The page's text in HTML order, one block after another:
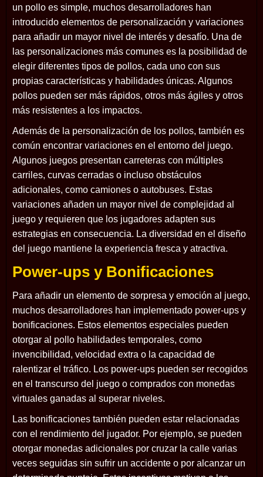
un pollo es simple, muchos desarrolladores han
introducido elementos de personalización y variaciones
para añadir un mayor nivel de interés y desafío. Una de
las personalizaciones más comunes es la posibilidad de
elegir diferentes tipos de pollos, cada uno con sus
propias características y habilidades únicas. Algunos
pollos pueden ser más rápidos, otros más ágiles y otros
más resistentes a los impactos.
Además de la personalización de los pollos, también es
común encontrar variaciones en el entorno del juego.
Algunos juegos presentan carreteras con múltiples
carriles, curvas cerradas o incluso obstáculos
adicionales, como camiones o autobuses. Estas
variaciones añaden un mayor nivel de complejidad al
juego y requieren que los jugadores adapten sus
estrategias en consecuencia. La diversidad en el diseño
del juego mantiene la experiencia fresca y atractiva.
Power-ups y Bonificaciones
Para añadir un elemento de sorpresa y emoción al juego,
muchos desarrolladores han implementado power-ups y
bonificaciones. Estos elementos especiales pueden
otorgar al pollo habilidades temporales, como
invencibilidad, velocidad extra o la capacidad de
ralentizar el tráfico. Los power-ups pueden ser recogidos
en el transcurso del juego o comprados con monedas
virtuales ganadas al superar niveles.
Las bonificaciones también pueden estar relacionadas
con el rendimiento del jugador. Por ejemplo, se pueden
otorgar monedas adicionales por cruzar la calle varias
veces seguidas sin sufrir un accidente o por alcanzar un